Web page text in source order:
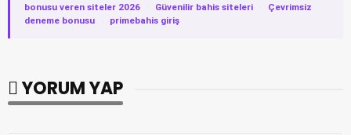
bonusu veren siteler 2026
· Güvenilir bahis siteleri ·
Çevrimsiz
deneme bonusu
· primebahis giriş
YORUM YAP